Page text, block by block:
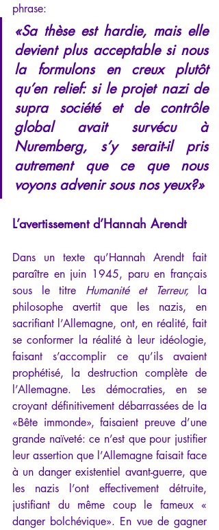
phrase:
«Sa thèse est hardie, mais elle
devient plus acceptable si nous
la formulons en creux plutôt
qu’en relief: si le projet nazi de
supra société et de contrôle
global avait survécu à
Nuremberg, s’y serait-il pris
autrement que ce que nous
voyons advenir sous nos yeux?»
L’avertissement d’Hannah Arendt
Dans un texte qu’Hannah Arendt fait
paraître en juin 1945, paru en français
sous le titre Humanité et Terreur, la
philosophe avertit que les nazis, en
sacrifiant l’Allemagne, ont, en réalité, fait
se conformer la réalité à leur idéologie,
faisant s’accomplir ce qu’ils avaient
prophétisé, la destruction complète de
l’Allemagne. Les démocraties, en se
croyant définitivement débarrassées de la
«Bête immonde», faisaient preuve d’une
grande naïveté: ce n’est que pour justifier
leur assertion que l’Allemagne faisait face
à un danger existentiel avant-guerre, que
les nazis l’ont effectivement détruite,
justifiant du même coup le fameux «
danger bolchévique». En vue de gagner